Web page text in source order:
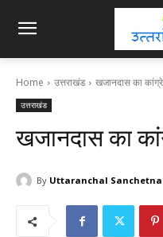
Home उत्तराखंड खजानदास का
उत्तराखंड
खजानदास का
By Uttaranchal Sanchetna